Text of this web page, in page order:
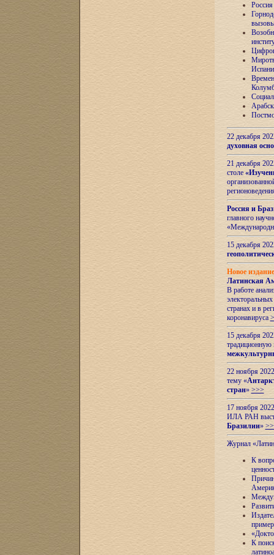
22 декабря
духовная
21 декабря
столе
Россия и
главного
15 декабря
Новое
Латинская
В работе
странах и в
коронавируса
15 декабря
22 ноября
тему «
стран» >>>
17 ноября
ИЛА РАН
Бразилии»
Журнал
К
К